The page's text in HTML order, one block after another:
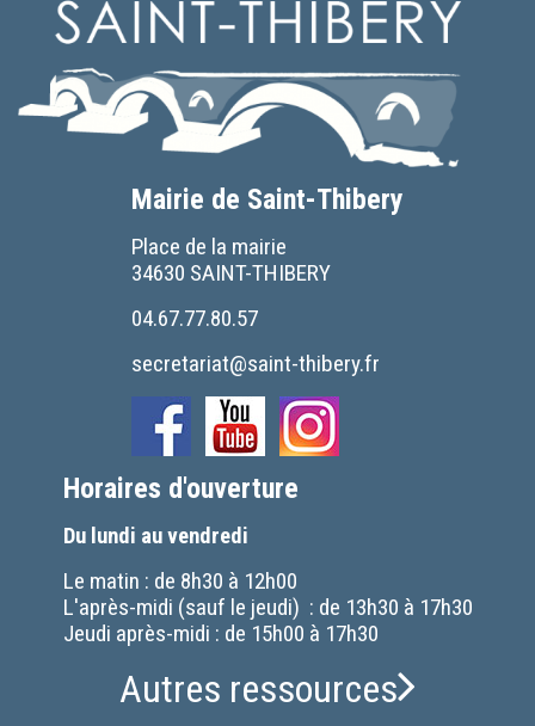
Mairie de Saint-Thibery
Place de la mairie
34630 SAINT-THIBERY
04.67.77.80.57
secretariat@saint-thibery.fr
Horaires d'ouverture
Du lundi au vendredi
Le matin : de 8h30 à 12h00
L'après-midi (sauf le jeudi) : de 13h30 à 17h30
Jeudi après-midi : de 15h00 à 17h30
Autres ressources